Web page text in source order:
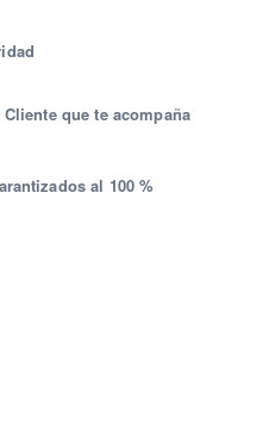
que te acompaña
al 100 %